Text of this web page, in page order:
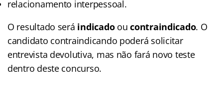
relacionamento interpessoal.
O resultado será indicadooucontraindicado. O
candidato contraindicando poderá solicitar
entrevista devolutiva, mas não fará novo teste
dentro deste concurso.